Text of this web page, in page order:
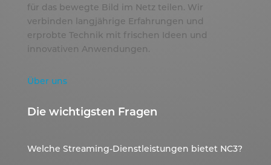
für das bewegte Bild im Netz teilen. Wir
verbinden langjährige Erfahrungen und
erprobte Technik mit frischen Ideen und
innovativen Anwendungen.
Über uns
Die wichtigsten Fragen
Welche Streaming-Dienstleistungen bietet NC3?